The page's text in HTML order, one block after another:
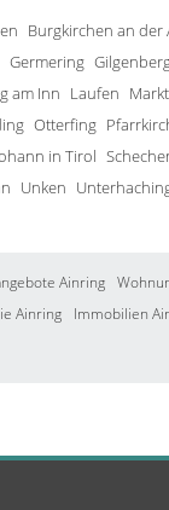
Burgkirchen an der
Germering
am Inn Laufen
Otterfing
in Tirol
Unken
Ainring
Ainring Immobilien